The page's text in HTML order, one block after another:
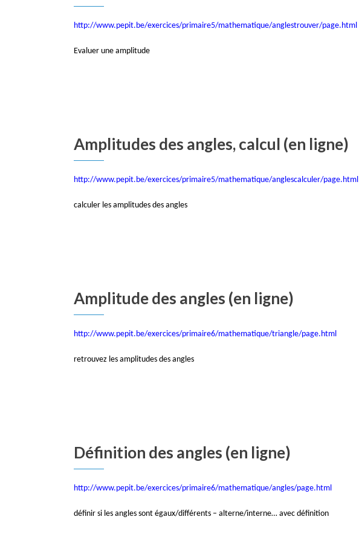
http://www.pepit.be/exercices/primaire5/mathematique/anglestrouver/page.html
Evaluer une amplitude
Amplitudes des angles, calcul (en ligne)
http://www.pepit.be/exercices/primaire5/mathematique/anglescalculer/page.html
calculer les amplitudes des angles
Amplitude des angles (en ligne)
http://www.pepit.be/exercices/primaire6/mathematique/triangle/page.html
retrouvez les amplitudes des angles
Définition des angles (en ligne)
http://www.pepit.be/exercices/primaire6/mathematique/angles/page.html
définir si les angles sont égaux/différents – alterne/interne… avec définition